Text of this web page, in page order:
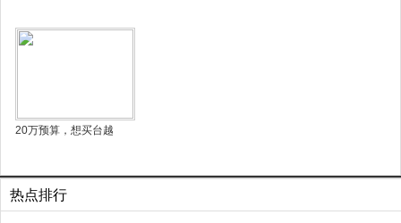
20万预算，想买台越
热点排行